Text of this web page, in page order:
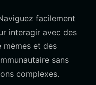
facilement
interagir avec des
mèmes et des
sans
complexes.